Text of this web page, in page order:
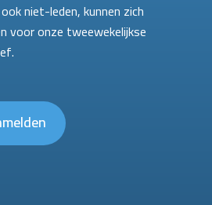
niet-leden, kunnen zich
voor onze tweewekelijkse